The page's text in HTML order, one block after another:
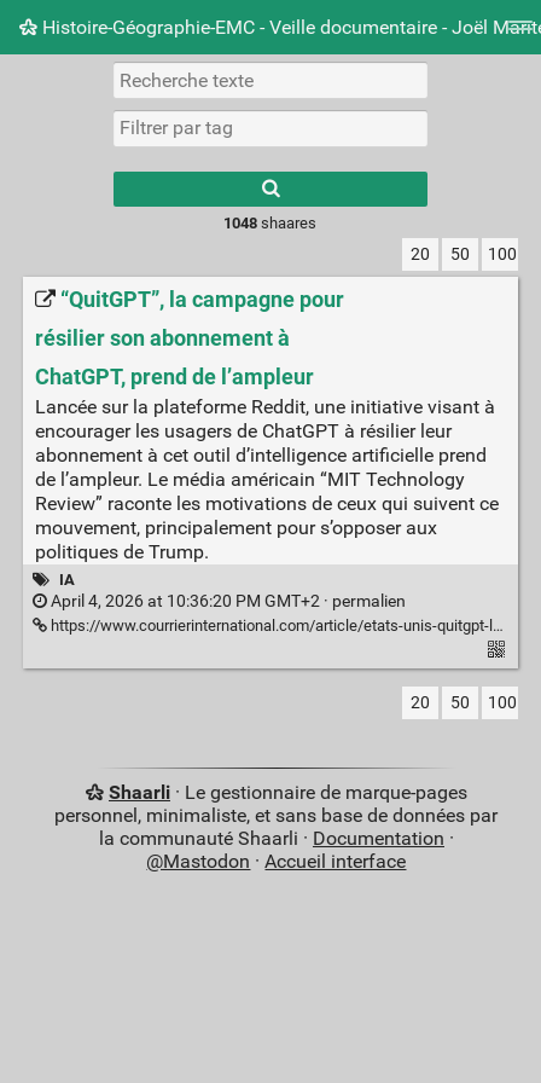
Histoire-Géographie-EMC - Veille documentaire - Joël
Nuage de tags Mur d'images
results.
1048 shaares
20 50 100
“QuitGPT”, la campagne pour
résilier son abonnement à
ChatGPT, prend de l’ampleur
Lancée sur la plateforme Reddit, une initiative visant à
encourager les usagers de ChatGPT à résilier leur
abonnement à cet outil d’intelligence artificielle prend
de l’ampleur. Le média américain “MIT Technology
Review” raconte les motivations de ceux qui suivent ce
mouvement, principalement pour s’opposer aux
politiques de Trump.
IA
April 4, 2026 at 10:36:20 PM GMT+2 · permalien
https://www.courrierinternational.com/article/etats-unis-quitgpt-la-campagne-pour-resilier-son-abonnement-a-chatgpt-prend-de-l-ampleur_240494
20 50 100
Shaarli· Le gestionnaire de marque-pages
personnel, minimaliste, et sans base de données par
la communauté Shaarli · Documentation ·
@Mastodon ·Accueil interface